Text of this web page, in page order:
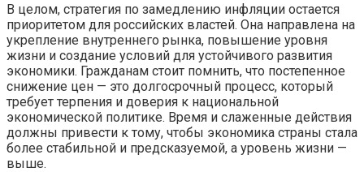
В целом, стратегия по замедлению инфляции остается
приоритетом для российских властей. Она направлена на
укрепление внутреннего рынка, повышение уровня
жизни и создание условий для устойчивого развития
экономики. Гражданам стоит помнить, что постепенное
снижение цен — это долгосрочный процесс, который
требует терпения и доверия к национальной
экономической политике. Время и слаженные действия
должны привести к тому, чтобы экономика страны стала
более стабильной и предсказуемой, а уровень жизни —
выше.